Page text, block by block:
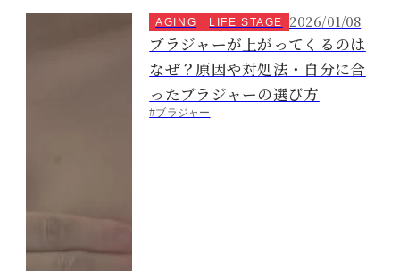
AGING LIFE STAGE 2026/01/08
ブラジャーが上がってくるのは
なぜ？原因や対処法・自分に合
ったブラジャーの選び方
#ブラジャー